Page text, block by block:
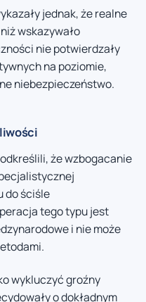
jednak, że realne
wskazywało
nie potwierdzały
na poziomie,
niebezpieczeństwo.
że wzbogacanie
do ściśle
tego typu jest
i nie może
wykluczyć groźny
o dokładnym